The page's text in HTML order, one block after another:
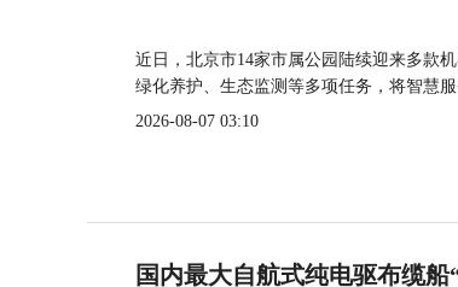
近日，北京市14家市属公园陆续迎来多款
绿化养护、生态监测等多项任务，将智慧服
2026-08-07 03:10
国内最大自航式纯电驱布缆船